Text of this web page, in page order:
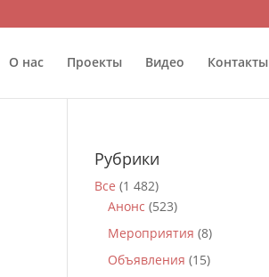
О нас Проекты Видео Контакты
Рубрики
Все (1 482)
Анонс (523)
Мероприятия (8)
Объявления (15)